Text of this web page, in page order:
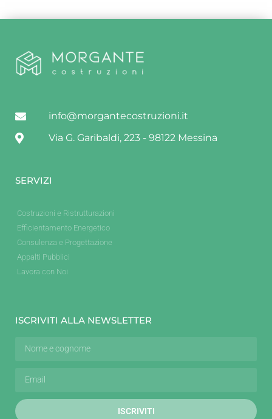
info@morgantecostruzioni.it
Via G. Garibaldi, 223 - 98122 Messina
SERVIZI
Costruzioni e Ristrutturazioni
Efficientamento Energetico
Consulenza e Progettazione
Appalti Pubblici
Lavora con Noi
ISCRIVITI ALLA NEWSLETTER
ISCRIVITI